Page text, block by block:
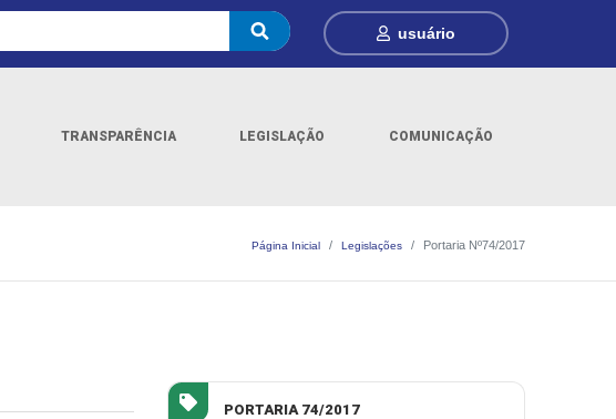
usuário
TRANSPARÊNCIA LEGISLAÇÃO COMUNICAÇÃO
Página Inicial Legislações Portaria Nº74/2017
PORTARIA 74/2017